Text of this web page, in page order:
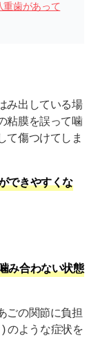
重歯があって
み出している場
粘膜を誤って噛
て傷つけてしま
できやすくな
み合わない状態
ごの関節に負担
のような症状を